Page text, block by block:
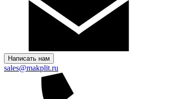
Написать нам
sales@makplit.ru